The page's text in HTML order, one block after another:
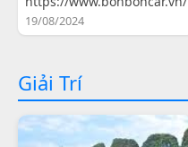
19/08/2024
Giải Trí